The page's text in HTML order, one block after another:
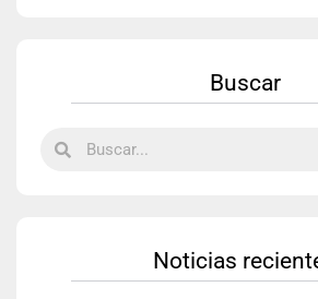
Buscar
Noticias